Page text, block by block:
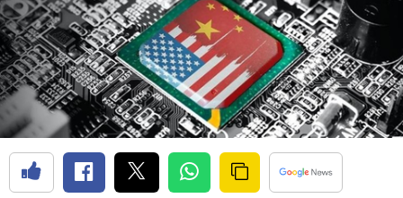
Bolu
Burdur
Bursa
Çanakkale
Çankırı